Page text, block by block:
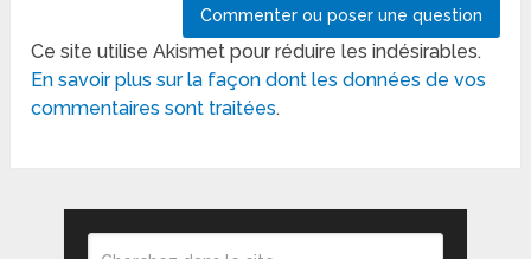
Ce site utilise Akismet pour réduire les indésirables.
En savoir plus sur la façon dont les données de vos
commentaires sont traitées.